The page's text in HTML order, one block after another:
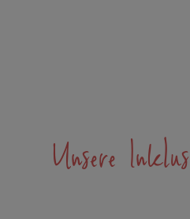
Unsere